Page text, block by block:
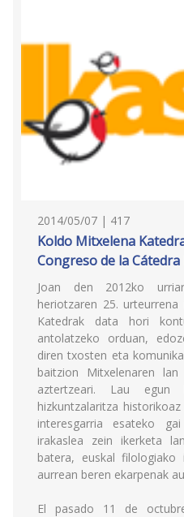
2014/05/07 | 417
Koldo Mitxelena
Congreso de la
Joan den 2012ko
heriotzaren 25.
Katedrak data hori
antolatzeko orduan,
diren txosten eta
baitzion Mitxelenaren
aztertzeari. Lau egun
hizkuntzalaritza
interesgarria esateko
irakaslea zein ikerketa
batera, euskal filologiako
aurrean beren ekarpenak
El pasado 11 de